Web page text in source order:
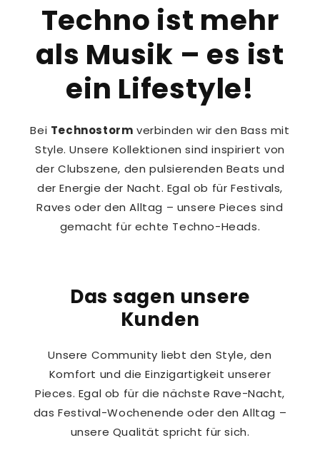
Techno ist mehr
als Musik – es ist
ein Lifestyle!
Bei Technostorm verbinden wir den Bass mit
Style. Unsere Kollektionen sind inspiriert von
der Clubszene, den pulsierenden Beats und
der Energie der Nacht. Egal ob für Festivals,
Raves oder den Alltag – unsere Pieces sind
gemacht für echte Techno-Heads.
Das sagen unsere
Kunden
Unsere Community liebt den Style, den
Komfort und die Einzigartigkeit unserer
Pieces. Egal ob für die nächste Rave-Nacht,
das Festival-Wochenende oder den Alltag –
unsere Qualität spricht für sich.